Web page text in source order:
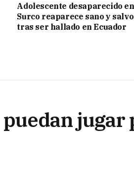
Adolescente desaparecido en
Surco reaparece sano y salvo
tras ser hallado en Ecuador
jugar